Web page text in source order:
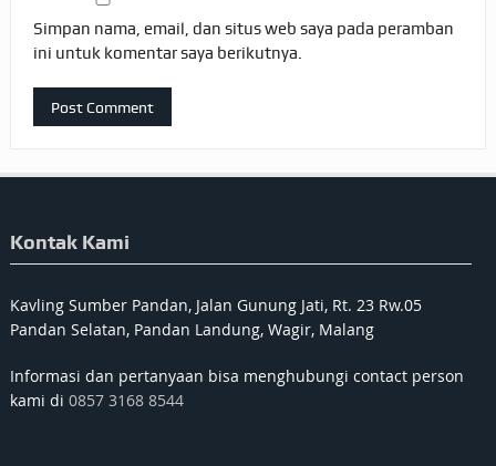
Simpan nama, email, dan situs web saya pada peramban
ini untuk komentar saya berikutnya.
Kontak Kami
Kavling Sumber Pandan, Jalan Gunung Jati, Rt. 23 Rw.05
Pandan Selatan, Pandan Landung, Wagir, Malang
Informasi dan pertanyaan bisa menghubungi contact person
kami di 0857 3168 8544